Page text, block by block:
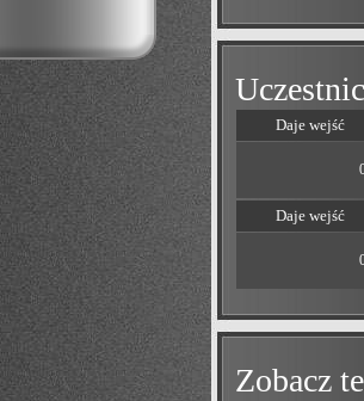
Daje wejść
Daje wejść
Zobacz